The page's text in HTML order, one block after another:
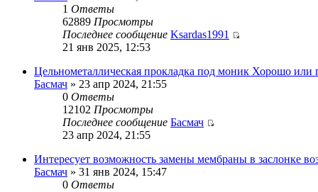
1 Ответы
62889 Просмотры
Последнее сообщение Ksardas1991
21 янв 2025, 12:53
Цельнометаллическая прокладка под моник Хорошо или
Басмач » 23 апр 2024, 21:55
0 Ответы
12102 Просмотры
Последнее сообщение Басмач
23 апр 2024, 21:55
Интересует возможность замены мембраны в заслонке
Басмач » 31 янв 2024, 15:47
0 Ответы